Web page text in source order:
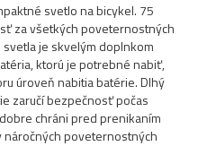
svetlo na bicykel. 75
za všetkých poveternostných
je skvelým doplnkom
ktorú je potrebné nabiť,
úroveň nabitia batérie. Dlhý
zaručí bezpečnosť počas
chráni pred prenikaním
náročných poveternostných